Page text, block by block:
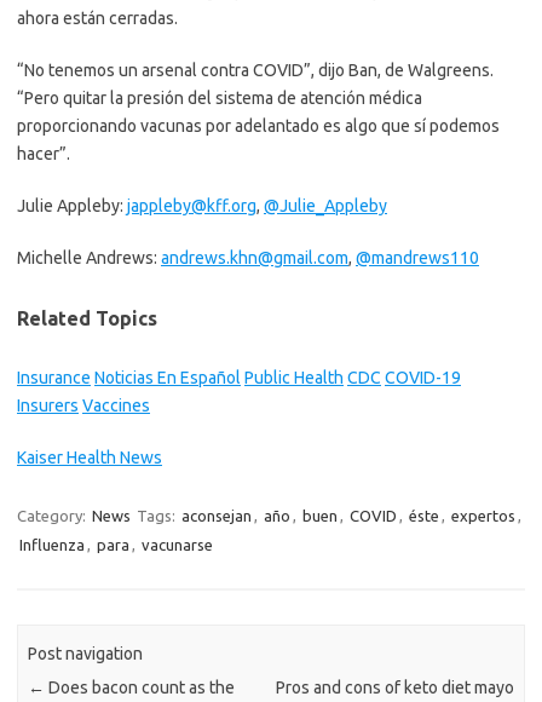
ahora están cerradas.
“No tenemos un arsenal contra COVID”, dijo Ban, de Walgreens.
“Pero quitar la presión del sistema de atención médica
proporcionando vacunas por adelantado es algo que sí podemos
hacer”.
Julie Appleby: jappleby@kff.org, @Julie_Appleby
Michelle Andrews: andrews.khn@gmail.com, @mandrews110
Related Topics
Insurance Noticias En Español Public Health CDC COVID-19
Insurers Vaccines
Kaiser Health News
Category: News Tags: aconsejan , año , buen , COVID , éste , expertos ,
Influenza , para , vacunarse
Post navigation
← Does bacon count as the
Pros and cons of keto diet mayo